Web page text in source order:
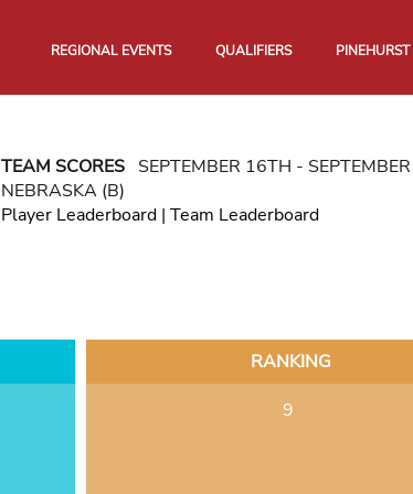
REGIONAL EVENTS QUALIFIERS
TEAM SCORESSEPTEMBER 16TH -
NEBRASKA (B)
Player Leaderboard| Team Leaderboard
RANKING
9